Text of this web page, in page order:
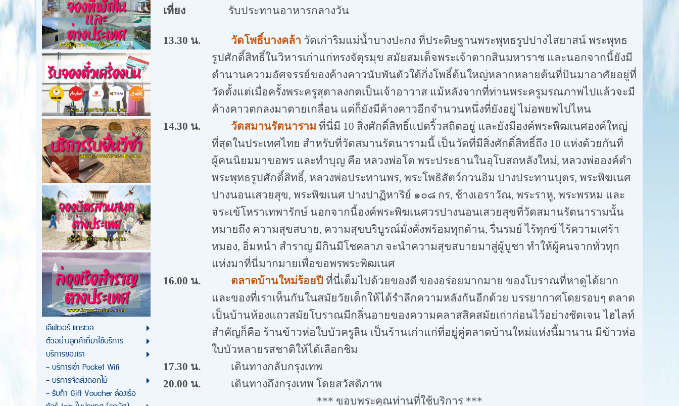
เลิฟเวอร์ แทรเวล
ตัวอย่างลูกค้าที่มาใช้บริการ
บริการของเรา
- บริการเช่า Pocket Wifi
- บริการจัดส่งดอกไม้
- รับทำ Gift Voucher ล่องเรือ
เที่ยงรับประทานอาหารกลางวัน
13.30 น. วัดโพธิ์บางคล้า วัดเก่าริมแม่น้ำบางปะกง ที่ประดิษฐานพระพุทธรูปปางไสยาสน์ พระพุทธ
รูปศักดิ์สิทธิ์ในวิหารเก่าแก่ทรงจัตุรมุข สมัยสมเด็จพระเจ้าตากสินมหาราช และนอกจากนี้ยังมี
ตำนานความอัศจรรย์ของค้างคาวนับพันตัวใต้กิ่งโพธิ์ต้นใหญ่หลากหลายต้นที่บินมาอาศัยอยู่ที่
วัดตั้งแต่เมื่อครั้งพระครูสุตาลงกตเป็นเจ้าอาวาส แม้หลังจากที่ท่านพระครูมรณภาพไปแล้วจะมี
ค้างคาวตกลงมาตายเกลื่อน แต่ก็ยังมีค้างคาวอีกจำนวนหนึ่งที่ยังอยู่ ไม่อพยพไปไหน
14.30 น. วัดสมานรัตนาราม ที่นี่มี 10 สิ่งศักดิ์สิทธิ์แปดริ้วสถิตอยู่ และยังมีองค์พระพิฒเนศองค์ใหญ่
ที่สุดในประเทศไทย สำหรับที่วัดสมานรัตนารามนี้ เป็นวัดที่มีสิ่งศักดิ์สิทธิ์ถึง 10 แห่งด้วยกันที่
ผู้คนนิยมมาขอพร และทำบุญ คือ หลวงพ่อโต พระประธานในอุโบสถหลังใหม่, หลวงพ่อองค์ดำ
พระพุทธรูปศักดิ์สิทธิ์, หลวงพ่อประทานพร, พระโพธิสัตว์กวนอิม ปางประทานบุตร, พระพิฆเนศ
ปางนอนเสวยสุข, พระพิฆเนศ ปางปาฏิหาริย์ ๑๐๘ กร, ช้างเอราวัณ, พระราหู, พระพรหม และ
จระเข้โหราเทพารักษ์ นอกจากนี้องค์พระพิฆเนศวรปางนอนเสวยสุขที่วัดสมานรัตนารามนั้น
หมายถึง ความสุขสบาย, ความสุขบริบูรณ์มั่งคั่งพร้อมทุกด้าน,รื่นรมย์ ไร้ทุกข์ ไร้ความเศร้า
หมอง, อิ่มหนำ สำราญ มีกินมีโชคลาภ จะนำความสุขสบายมาสู่ผู้บูชา ทำให้ผู้คนจากทั่วทุก
แห่งมาที่นี่มากมายเพื่อขอพรพระพิฒเนศ
16.00 น. ตลาดบ้านใหม่ร้อยปี ที่นี่เต็มไปด้วยของดี ของอร่อยมากมาย ของโบราณที่หาดูได้ยาก
และของที่เราเห็นกันในสมัยวัยเด็กให้ได้รำลึกความหลังกันอีกด้วย บรรยากาศโดยรอบๆ ตลาด
เป็นบ้านห้องแถวสมัยโบราณมีกลิ่นอายของความคลาสสิคสมัยเก่าก่อนไว้อย่างชัดเจน ไฮไลท์
สำคัญก็คือ ร้านข้าวห่อใบบัวครูลิน เป็นร้านเก่าแก่ที่อยู่คู่ตลาดบ้านใหม่แห่งนี้มานาน มีข้าวห่อ
ใบบัวหลายรสชาติให้ได้เลือกชิม
17.30 น.เดินทางกลับกรุงเทพ
20.00 น.เดินทางถึงกรุงเทพ โดยสวัสดิภาพ
*** ขอบพระคุณท่านที่ใช้บริการ ***